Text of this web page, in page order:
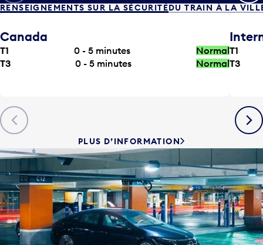
RENSEIGNEMENTS SUR LA SÉCURITÉDU TRAIN À LA
Previous
Canada
T1 0 - 5 minutes
Normal
T3
0 - 5minutes Normal
T1
T3
Next
PLUS D’INFORMATION